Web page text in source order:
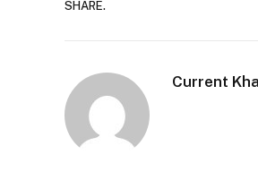
SHARE.
Current